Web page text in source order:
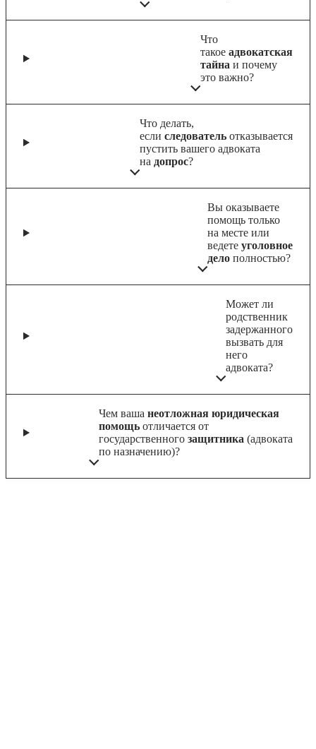
Что
такое адвокатская
тайна и почему
это важно?
Что делать,
если следователь отказывается
пустить вашего адвоката
на допрос?
Вы оказываете
помощь только
на месте или
ведете уголовное
дело полностью?
Может ли
родственник
задержанного
вызвать для
него
адвоката?
Чем ваша неотложная юридическая
помощь отличается от
государственного защитника (адвоката
по назначению)?